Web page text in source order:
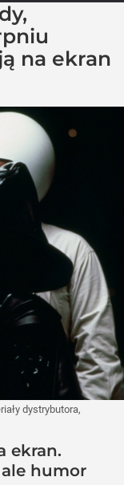
na ekran
dystrybutora,
ekran.
humor